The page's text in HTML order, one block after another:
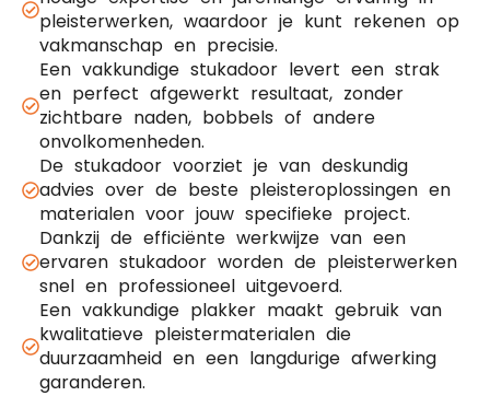
pleisterwerken, waardoor je kunt rekenen op
vakmanschap en precisie.
Een vakkundige stukadoor levert een strak
en perfect afgewerkt resultaat, zonder
zichtbare naden, bobbels of andere
onvolkomenheden.
De stukadoor voorziet je van deskundig
advies over de beste pleisteroplossingen en
materialen voor jouw specifieke project.
Dankzij de efficiënte werkwijze van een
ervaren stukadoor worden de pleisterwerken
snel en professioneel uitgevoerd.
Een vakkundige plakker maakt gebruik van
kwalitatieve pleistermaterialen die
duurzaamheid en een langdurige afwerking
garanderen.